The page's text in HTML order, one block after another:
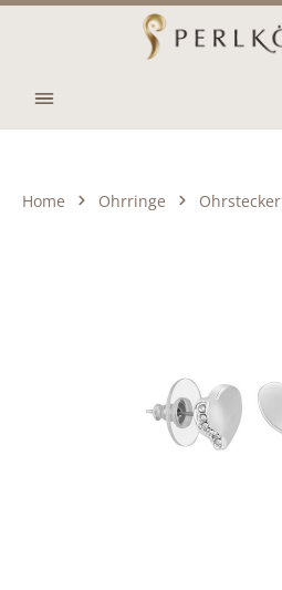
Zum Hauptinhalt springen
Home Ohrringe Ohrstecker